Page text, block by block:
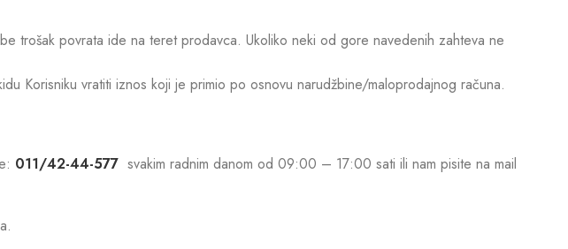
trošak povrata ide na teret prodavca. Ukoliko neki od gore navedenih zahteva ne
Korisniku vratiti iznos koji je primio po osnovu narudžbine/maloprodajnog računa.
011/42-44-577 svakim radnim danom od 09:00 – 17:00 sati ili nam pisite na mail